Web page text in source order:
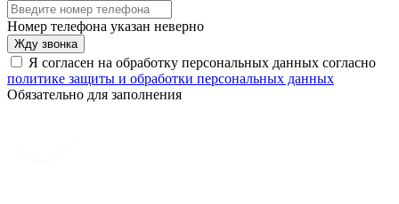
Номер телефона указан неверно
Жду звонка
Я согласен на обработку персональных данных согласно
политике защиты и обработки персональных данных
Обязательно для заполнения